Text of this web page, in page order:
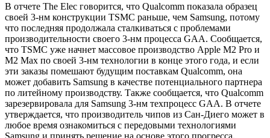
В отчете The Elec говорится, что Qualcomm показала образец
своей 3-нм конструкции TSMC раньше, чем Samsung, потому
что последняя продолжала сталкиваться с проблемами
производительности своего 3-нм процесса GAA. Сообщается,
что TSMC уже начнет массовое производство Apple M2 Pro и
M2 Max по своей 3-нм технологии в конце этого года, и если
эти заказы помешают будущим поставкам Qualcomm, она
может добавить Samsung в качестве потенциального партнера
по литейному производству. Также сообщается, что Qualcomm
зарезервировала для Samsung 3-нм техпроцесс GAA. В отчете
утверждается, что производитель чипов из Сан-Диего может в
любое время ознакомиться с передовыми технологиями
Samsung и принять решение на основе этого прогресса.